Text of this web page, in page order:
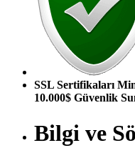
SSL Sertifikaları
10.000$ Güvenlik
Bilgi ve